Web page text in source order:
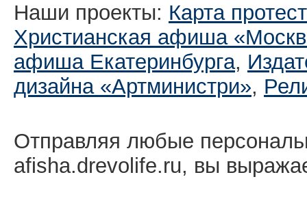
Наши проекты: Карта
Христианская афиша
афиша Екатеринбургa,
дизайна «Артминистри»,
Отправляя любые
afisha.drevolife.ru, вы